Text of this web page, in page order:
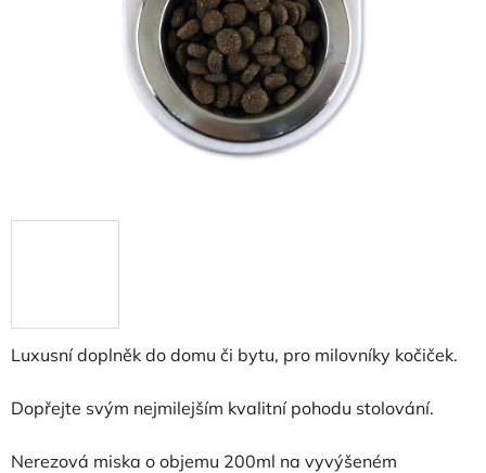
Luxusní doplněk do domu či bytu, pro milovníky kočiček.
Dopřejte svým nejmilejším kvalitní pohodu stolování.
Nerezová miska o objemu 200ml na vyvýšeném